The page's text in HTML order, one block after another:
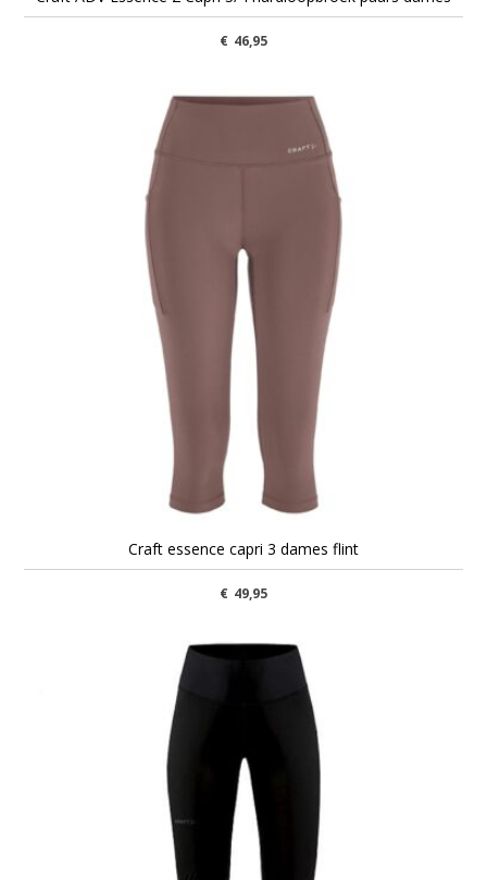
€ 46,95
Craft essence capri 3 dames flint
€ 49,95